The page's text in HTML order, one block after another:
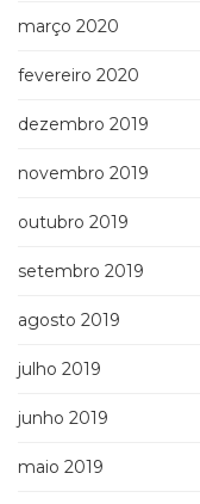
março 2020
fevereiro 2020
dezembro 2019
novembro 2019
outubro 2019
setembro 2019
agosto 2019
julho 2019
junho 2019
maio 2019